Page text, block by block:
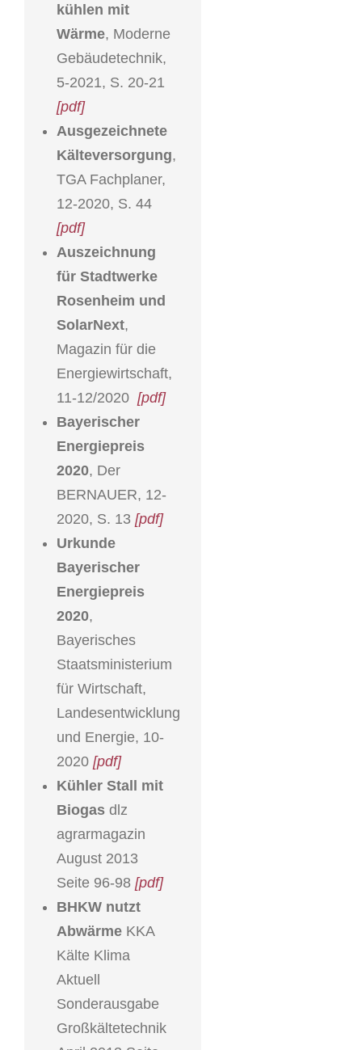
kühlen mit
Wärme, Moderne
Gebäudetechnik,
5-2021, S. 20-21
[pdf]
Ausgezeichnete
Kälteversorgung,
TGA Fachplaner,
12-2020, S. 44
[pdf]
Auszeichnung
für Stadtwerke
Rosenheim und
SolarNext,
Magazin für die
Energiewirtschaft,
11-12/2020 [pdf]
Bayerischer
Energiepreis
2020, Der
BERNAUER, 12-
2020, S. 13 [pdf]
Urkunde
Bayerischer
Energiepreis
2020,
Bayerisches
Staatsministerium
für Wirtschaft,
Landesentwicklung
und Energie, 10-
2020 [pdf]
Kühler Stall mit
Biogas dlz
agrarmagazin
August 2013
Seite 96-98 [pdf]
BHKW nutzt
Abwärme KKA
Kälte Klima
Aktuell
Sonderausgabe
Großkältetechnik